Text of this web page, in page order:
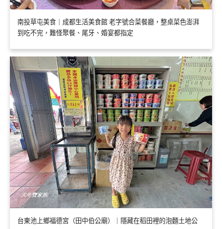
南投草屯美食｜成都生活美食館 老字號合菜餐廳，整桌菜色澎湃
到吃不完，難怪聚餐、尾牙、婚宴都指定
台東池上鄉福德宮（田中伯公廟）｜隱藏在稻田裡的泡麵土地公